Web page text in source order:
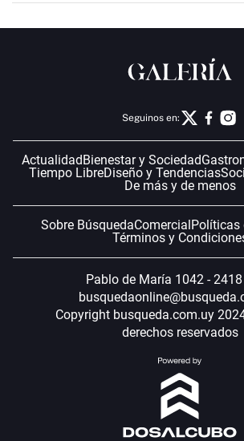
Seguinos en:
Actualidad Bienestar y Sociedad
Tiempo LibreDiseño y Tendencias
De más y de menos
Sobre BúsquedaComercial Políticas
Términos y
Pablo de María 1042 -
Copyright busqueda.com.uy
derechos reservados